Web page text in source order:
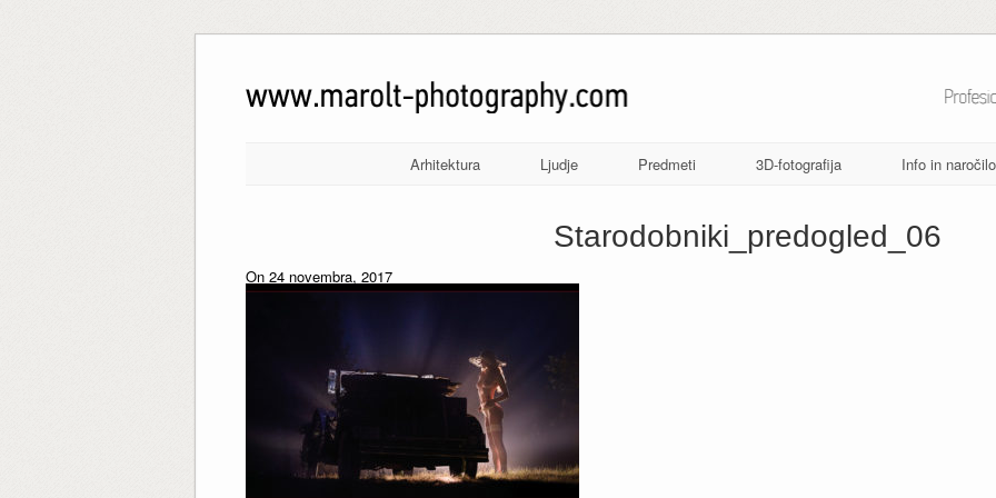
Arhitektura Ljudje Predmeti 3D-fotografija Info in naročilo
Starodobniki_predogled_06
On 24 novembra, 2017